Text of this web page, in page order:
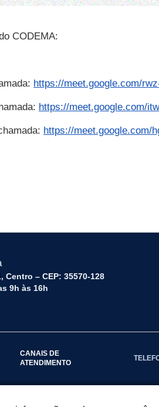
CODEMA:
https://meet.google.com/
https://meet.google.com/
https://meet.google.com/
Centro – CEP: 35570-128
9h às 16h
CANAIS DE
ATENDIMENTO